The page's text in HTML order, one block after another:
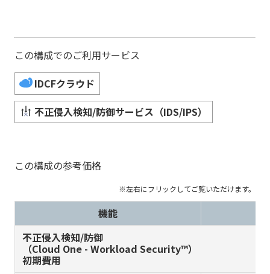
この構成でのご利用サービス
IDCFクラウド
不正侵入検知/防御サービス（IDS/IPS）
この構成の参考価格
機能
不正侵入検知/防御
（Cloud One - Workload Security™）
初期費用